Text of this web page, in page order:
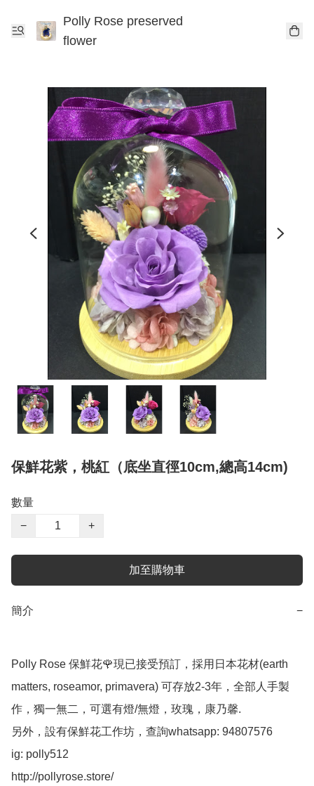
Polly Rose preserved
flower
保鮮花紫，桃紅（底坐直徑10cm,總高14cm)
數量
−
+
加至購物車
簡介 −
Polly Rose 保鮮花🌹現已接受預訂，採用日本花材(earth
matters, roseamor, primavera) 可存放2-3年，全部人手製
作，獨一無二，可選有燈/無燈，玫瑰，康乃馨.
另外，設有保鮮花工作坊，查詢whatsapp: 94807576
ig: polly512
http://pollyrose.store/